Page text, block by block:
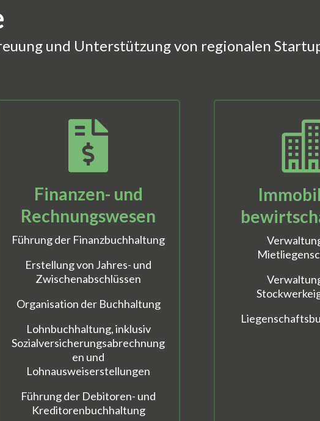
und Unterstützung von regionalen

Finanzen- und
Rechnungswesen
Führung der Finanzbuchhaltung
Erstellung von Jahres- und
Zwischenabschlüssen
Organisation der Buchhaltung
Lohnbuchhaltung, inklusiv
Sozialversicherungsabrechnung
en und
Lohnausweiserstellungen
Führung der Debitoren- und
Kreditorenbuchhaltung
